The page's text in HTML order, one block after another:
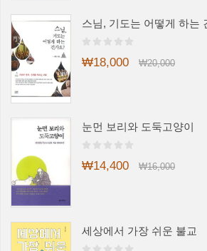
스님, 기도는 어떻게 하는
₩18,000 ₩20,000
눈먼 보리와 도둑고양이
₩14,400 ₩16,000
세상에서 가장 쉬운 불교